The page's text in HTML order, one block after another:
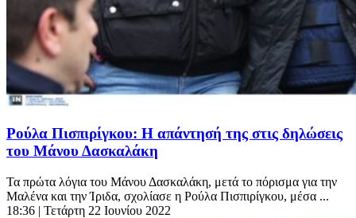
Ρούλα Πισπιρίγκου: Η απάντησή της στις δηλώσεις
του Μάνου Δασκαλάκη
Τα πρώτα λόγια του Μάνου Δασκαλάκη, μετά το πόρισμα για την
Μαλένα και την Ίριδα, σχολίασε η Ρούλα Πισπιρίγκου, μέσα ...
18:36 | Τετάρτη 22 Ιουνίου 2022